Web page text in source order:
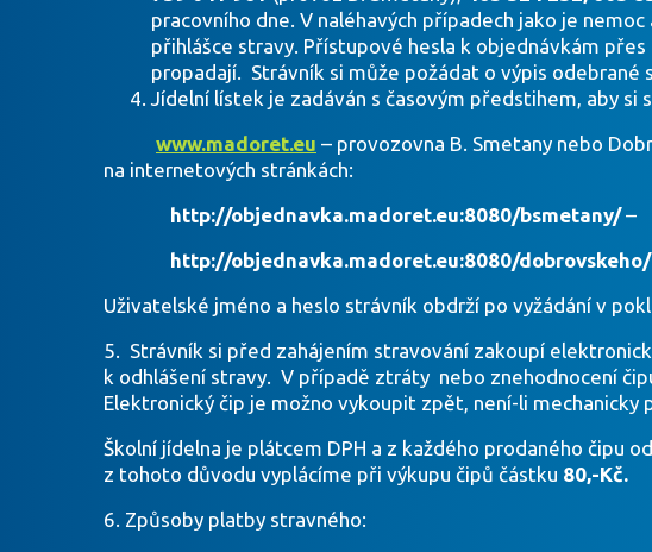
pracovního dne. V naléhavých případech jako je
přihlášce stravy. Přístupové hesla k objednávkám
propadají. Strávník si může požádat o výpis odebrané
Jídelní lístek je zadáván s časovým předstihem, aby
www.madoret.eu – provozovna B. Smetany nebo
na internetových stránkách:
http://objednavka.madoret.eu:8080/bsmetany/–
http://objednavka.madoret.eu:8080/dobrovskeho/
Uživatelské jméno a heslo strávník obdrží po vyžádání v
5. Strávník si před zahájením stravování zakoupí
k odhlášení stravy. V případě ztráty nebo znehodnocení
Elektronický čip je možno vykoupit zpět, není-li
Školní jídelna je plátcem DPH a z každého prodaného čipu
z tohoto důvodu vyplácíme při výkupu čipů částku 80,-Kč.
6. Způsoby platby stravného: